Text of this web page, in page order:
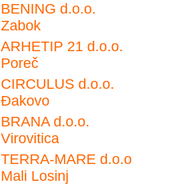
BENING d.o.o.
Zabok
ARHETIP 21 d.o.o.
Poreč
CIRCULUS d.o.o.
Đakovo
BRANA d.o.o.
Virovitica
TERRA-MARE d.o.o
Mali Losinj